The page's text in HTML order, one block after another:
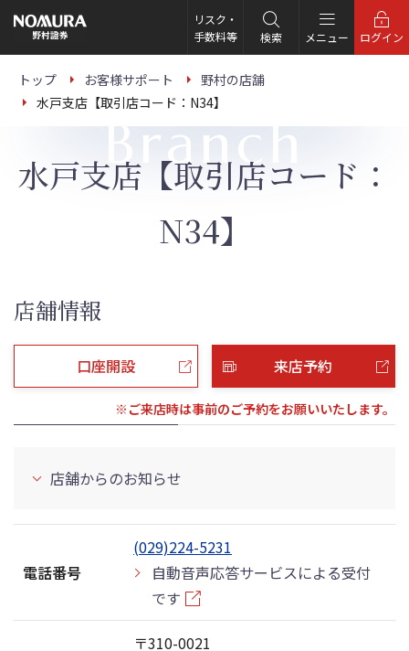
の
ー
リスク・
手数料等
検索 メニュー ログイン
トップ お客様サポート
野村の店舗
水戸支店【取引店コード：N34】
Branch
水戸支店【取引店コード：
N34】
店舗情報
口座開設 来店予約
※ご来店時は事前のご予約をお願いいたします。
店舗からのお知らせ
電話番号
(029)224-5231
自動音声応答サービスによる受付
です
〒310-0021